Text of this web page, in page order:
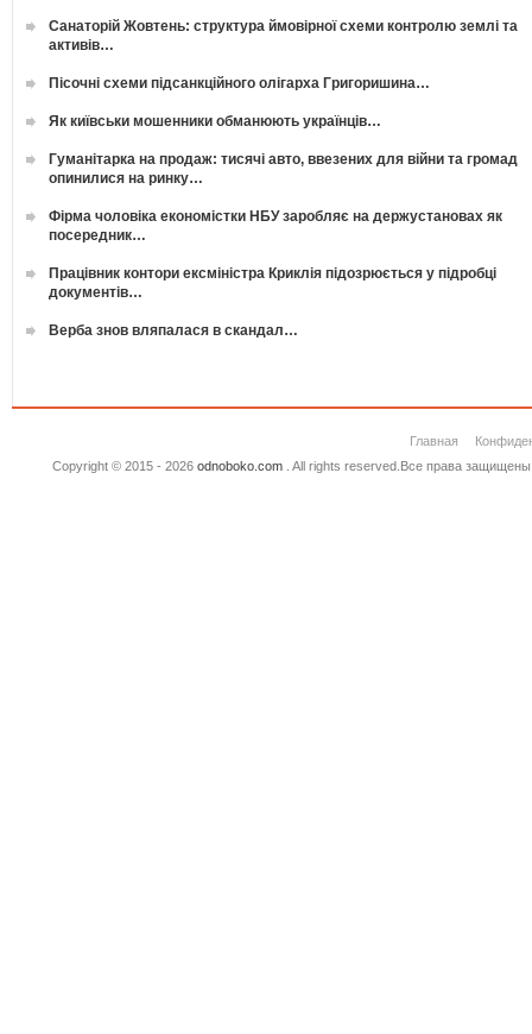
Санаторій Жовтень: структура ймовірної схеми контролю землі та
активів…
Пісочні схеми підсанкційного олігарха Григоришина…
Як київськи мошенники обманюють українців…
Гуманітарка на продаж: тисячі авто, ввезених для війни та громад
опинилися на ринку…
Фірма чоловіка економістки НБУ заробляє на держустановах як
посередник…
Працівник контори ексміністра Криклія підозрюється у підробці
документів…
Верба знов вляпалася в скандал…
Главная
Copyright © 2015 - 2026 odnoboko.com. All rights reserved.Все права защищены.